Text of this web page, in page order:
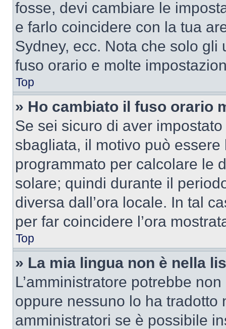
fosse, devi cambiare le
e farlo coincidere con la tua
Sydney, ecc. Nota che solo
fuso orario e molte
Top
» Ho cambiato il fuso orario
Se sei sicuro di aver
sbagliata, il motivo può essere
programmato per calcolare le
solare; quindi durante il
diversa dall’ora locale. In tal
per far coincidere l’ora
Top
» La mia lingua non è nella
L’amministratore potrebbe
oppure nessuno lo ha
amministratori se è possibile